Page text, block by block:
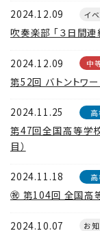
2024.12.09 イ
吹奏楽部 「３日間連
2024.12.09 中
第52回 バトントワ
2024.11.25
第47回全国高等学
目）
2024.11.18
㊗ 第104回 全国高
2024.10.07 お